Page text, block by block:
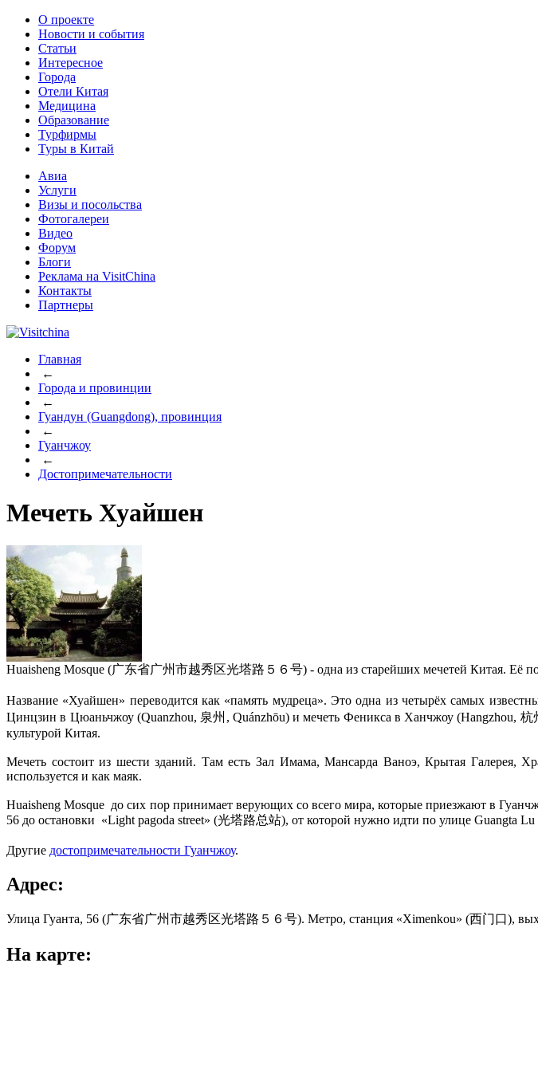
О проекте
Новости и события
Статьи
Интересное
Города
Отели Китая
Медицина
Образование
Турфирмы
Туры в Китай
Авиа
Услуги
Визы и посольства
Фотогалереи
Видео
Форум
Блоги
Реклама на VisitChina
Контакты
Партнеры
Главная
←
Города и провинции
←
Гуандун (Guangdong), провинция
←
Гуанчжоу
←
Достопримечательности
Мечеть Хуайшен
Huaisheng Mosque (广东省广州市越秀区光塔路５６号) - одна из старейших мечетей Китая. Её
Название «Хуайшен» переводится как «память мудреца». Это одна из четырёх самых
Цинцзин в Цюаньчжоу (Quanzhou, 泉州, Quánzhōu) и мечеть Феникса в Ханчжоу (Hangzhou, 杭
культурой Китая.
Мечеть состоит из шести зданий. Там есть Зал Имама, Мансарда Ваноэ, Крытая
используется и как маяк.
Huaisheng Mosque до сих пор принимает верующих со всего мира, которые приезжают в
56 до остановки «Light pagoda street» (光塔路总站), от которой нужно идти по улице Guangta
Другие достопримечательности Гуанчжоу.
Адрес:
Улица Гуанта, 56 (广东省广州市越秀区光塔路５６号). Метро, станция «Ximenkou‎» (西门口),
На карте: